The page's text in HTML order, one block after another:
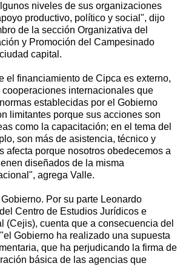
niveles de sus organizaciones
productivo, político y social", dijo
de la sección Organizativa del
y Promoción del Campesinado
capital.
el financiamiento de Cipca es externo,
internacionales que
establecidas por el Gobierno
limitantes porque sus acciones son
como la capacitación; en el tema del
son más de asistencia, técnico y
afecta porque nosotros obedecemos a
diseñados de la misma
agrega Valle.
Por su parte Leonardo
Centro de Estudios Jurídicos e
(Cejis), cuenta que a consecuencia del
Gobierno ha realizado una supuesta
que ha perjudicando la firma de
básica de las agencias que